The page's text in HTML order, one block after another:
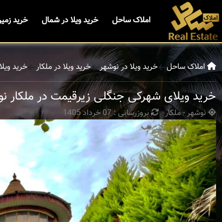
املاک ساحل خرید ویلا در شمال خرید
املاک ساحل خرید ویلا در نوشهر خرید ویلا در ملکار خرید
خرید ویلای شهرکی جنگلی زیرقیمت در ملکار
نوشهر - ملکار بروزرسانی : 07 خرداد 1405